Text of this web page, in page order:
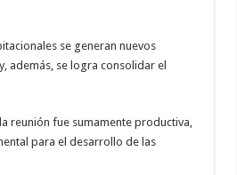
se generan nuevos
además, se logra consolidar el
reunión fue sumamente productiva,
para el desarrollo de las